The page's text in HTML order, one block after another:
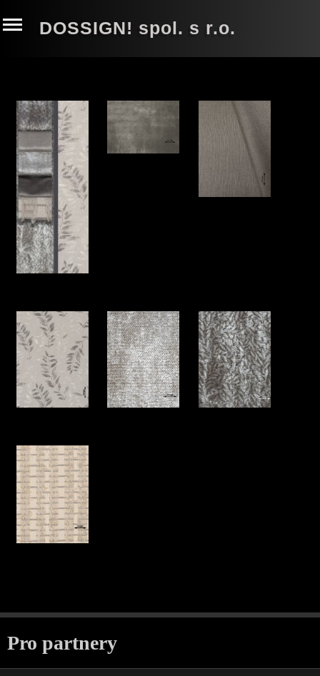
DOSSIGN! spol. s r.o.
Pro partnery